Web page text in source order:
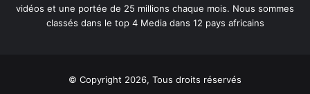
vidéos et une portée de 25 millions chaque mois. Nous sommes
classés dans le top 4 Media dans 12 pays africains
© Copyright 2026, Tous droits réservés